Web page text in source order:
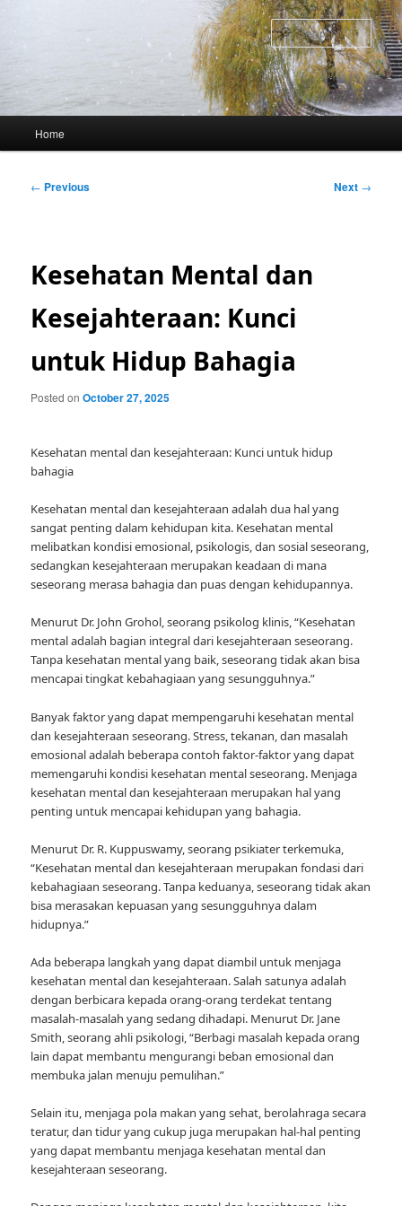
content
Home
Post
← Previous Next →
Kesehatan Mental dan
Kesejahteraan: Kunci
untuk Hidup Bahagia
Posted onOctober 27, 2025
Kesehatan mental dan kesejahteraan: Kunci untuk hidup
bahagia
Kesehatan mental dan kesejahteraan adalah dua hal yang
sangat penting dalam kehidupan kita. Kesehatan mental
melibatkan kondisi emosional, psikologis, dan sosial seseorang,
sedangkan kesejahteraan merupakan keadaan di mana
seseorang merasa bahagia dan puas dengan kehidupannya.
Menurut Dr. John Grohol, seorang psikolog klinis, “Kesehatan
mental adalah bagian integral dari kesejahteraan seseorang.
Tanpa kesehatan mental yang baik, seseorang tidak akan bisa
mencapai tingkat kebahagiaan yang sesungguhnya.”
Banyak faktor yang dapat mempengaruhi kesehatan mental
dan kesejahteraan seseorang. Stress, tekanan, dan masalah
emosional adalah beberapa contoh faktor-faktor yang dapat
memengaruhi kondisi kesehatan mental seseorang. Menjaga
kesehatan mental dan kesejahteraan merupakan hal yang
penting untuk mencapai kehidupan yang bahagia.
Menurut Dr. R. Kuppuswamy, seorang psikiater terkemuka,
“Kesehatan mental dan kesejahteraan merupakan fondasi dari
kebahagiaan seseorang. Tanpa keduanya, seseorang tidak akan
bisa merasakan kepuasan yang sesungguhnya dalam
hidupnya.”
Ada beberapa langkah yang dapat diambil untuk menjaga
kesehatan mental dan kesejahteraan. Salah satunya adalah
dengan berbicara kepada orang-orang terdekat tentang
masalah-masalah yang sedang dihadapi. Menurut Dr. Jane
Smith, seorang ahli psikologi, “Berbagi masalah kepada orang
lain dapat membantu mengurangi beban emosional dan
membuka jalan menuju pemulihan.”
Selain itu, menjaga pola makan yang sehat, berolahraga secara
teratur, dan tidur yang cukup juga merupakan hal-hal penting
yang dapat membantu menjaga kesehatan mental dan
kesejahteraan seseorang.